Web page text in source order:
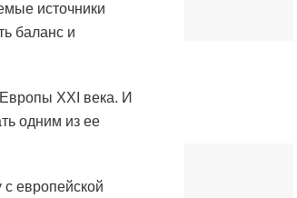
источники
баланс и
XXI века. И
одним из ее
европейской